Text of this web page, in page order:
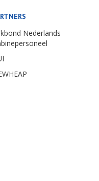
Nederlands